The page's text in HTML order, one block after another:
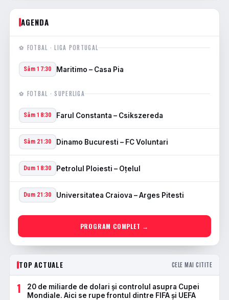
AGENDA
⚽ FOTBAL · LIGA PORTUGAL
Sâm 17:30 Maritimo – Casa Pia
⚽ FOTBAL · SUPERLIGA
Sâm 18:30 Farul Constanta – Csikszereda
Sâm 21:30 Dinamo Bucuresti – FC Voluntari
Dum 18:30 Petrolul Ploiesti – Oţelul
Dum 21:30 Universitatea Craiova – Arges Pitesti
PROGRAM COMPLET →
TOP ACTUALE CELE MAI CITITE
1
20 de miliarde de dolari și controlul asupra Cupei
Mondiale. Aici se rupe frontul dintre FIFA și UEFA